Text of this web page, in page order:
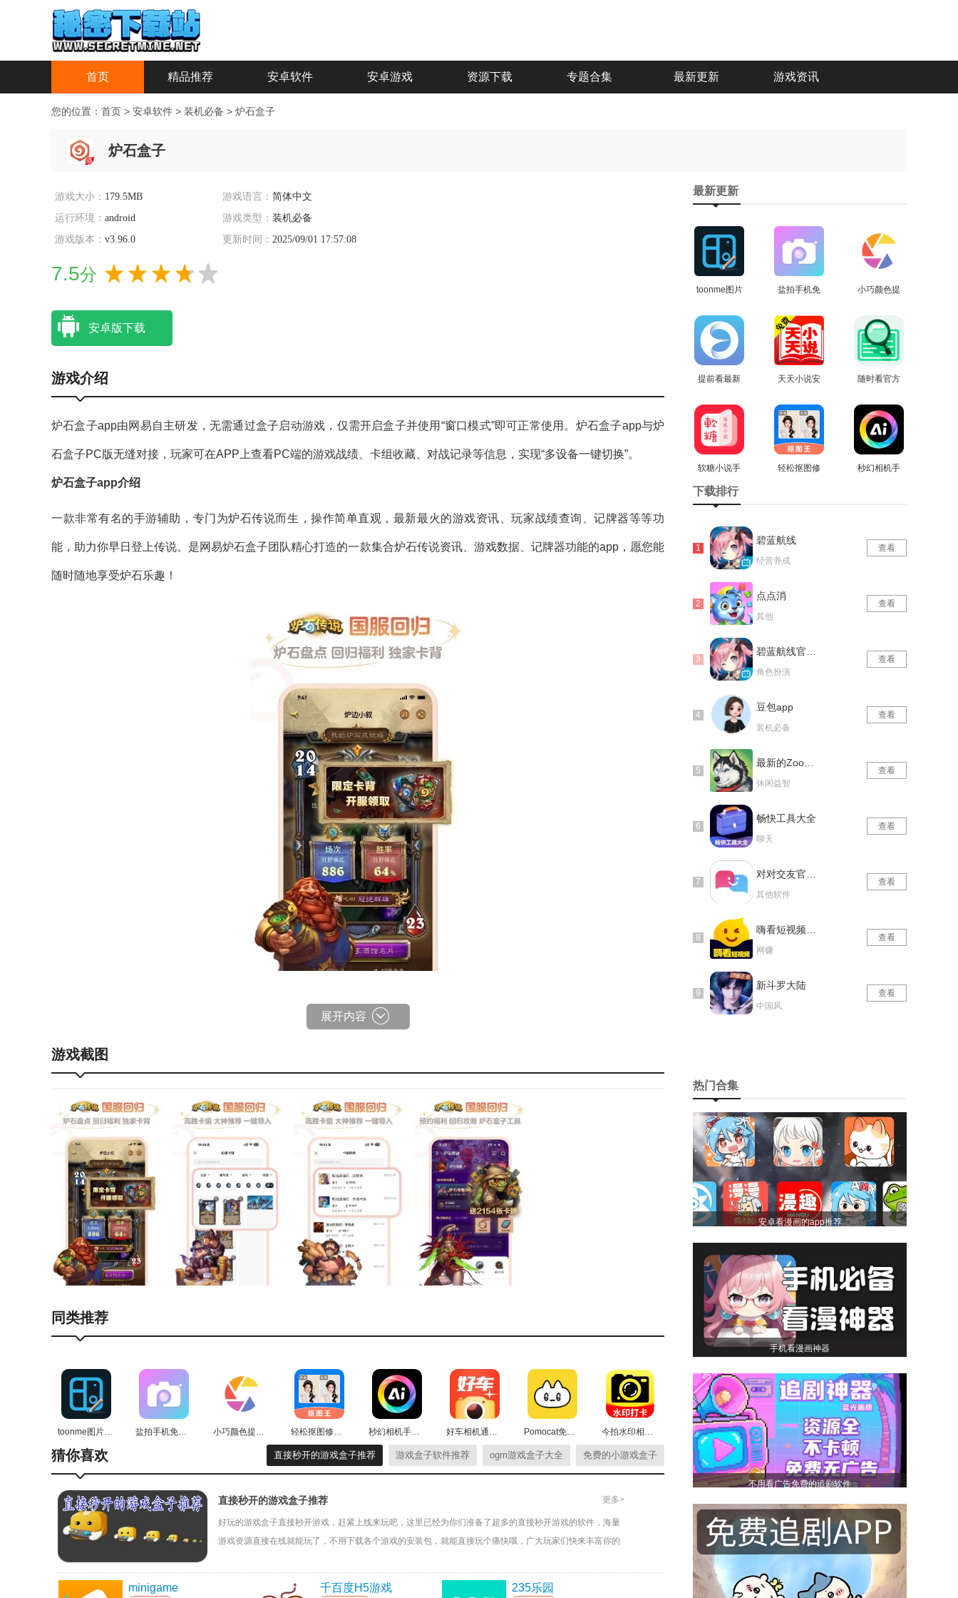
首页 精品推荐 安卓软件 安卓游戏 资源下载 专题合集 最新更新 游戏资讯
您的位置： 首页 > 安卓软件 > 装机必备 > 炉石盒子
炉石盒子
游戏大小： 179.5MB 游戏语言： 简体中文
运行环境： android 游戏类型： 装机必备
游戏版本： v3.96.0 更新时间： 2025/09/01 17:57:08
7.5分
安卓版下载
游戏介绍
炉石盒子app由网易自主研发，无需通过盒子启动游戏，仅需开启盒子并使用“窗口模式”即可正常使用。炉石盒子app与炉
石盒子PC版无缝对接，玩家可在APP上查看PC端的游戏战绩、卡组收藏、对战记录等信息，实现“多设备一键切换”。
炉石盒子app介绍
一款非常有名的手游辅助，专门为炉石传说而生，操作简单直观，最新最火的游戏资讯、玩家战绩查询、记牌器等等功
能，助力你早日登上传说。是网易炉石盒子团队精心打造的一款集合炉石传说资讯、游戏数据、记牌器功能的app，愿您能
随时随地享受炉石乐趣！
资讯板块分为精选和快讯两种。前者对应着深度、原创的资讯，质量高且篇幅长，适合无数老鸟和高手一起探讨与分享(欢
攻略，都应有尽有。
国内最全最强大的卡组库
抄…不，借鉴卡组已经成为炉石玩家日常必不可少的游戏乐趣，凭借着炉石盒子多年来的大数据积累、及时高效的新卡组
更新，玩家通过炉石盒子app不仅可以随时随地查看、收藏并分享你心仪的卡组，查看个人战绩，还能通过炉石盒子工具版
在手机端中一键导入卡组。
有可能是最好玩的移动端炉石社区
有什么比和炉石好基友、选手大神、女神一起聊天侃地更有意思呢?炉石盒子app鼓励大伙儿一起来发动态，无论你有什么
游戏趣事、卡组心得，甚至是生活自拍，都能为你赢得无数吃瓜群众的喝彩与瞩目。(盒子君不会告诉你还能发消息勾搭美
完美对接pc版对战平台
老司机都知道，炉石盒子pc版的对战平台是一个发家致富的好地方，日日有比赛、天天有奖金!但不少玩家反馈报名、签
到、等待等步骤中因为无法随时随地操作而烦恼，而有了炉石盒子app，你可以随时随地报名、签到。
炉石盒子app功能
1、模拟组卡
随时随地搓炉石。
2、卡牌数据库
全职业300余张卡牌一手掌握。
展开内容
游戏截图
同类推荐
toonme图片编辑免费原版 盐拍手机免费版 小巧颜色提取最新免费版 轻松抠图修图王最新版 秒幻相机手机最新版 好车相机通用版 Pomocat免费原版 今拍水印相机打卡安卓版
猜你喜欢 直接秒开的游戏盒子推荐 游戏盒子软件推荐 ogm游戏盒子大全 免费的小游戏盒子
直接秒开的游戏盒子推荐 更多>
好玩的游戏盒子直接秒开游戏，赶紧上线来玩吧，这里已经为你们准备了超多的直接秒开游戏的软件，海量
游戏资源直接在线就能玩了，不用下载各个游戏的安装包，就能直接玩个痛快哦，广大玩家们快来丰富你的
minigame 千百度H5游戏 235乐园
最新更新
toonme图片
版
盐拍手机免
小巧颜色提
版
提前看最新
天天小说安
随时看官方
软糖小说手
机最新版
查看
轻松抠图修
秒幻相机手
下载排行
碧蓝航线
经营养成
查看
点点消
其他
查看
角色扮演
查看
豆包app
装机必备
查看
休闲益智
查看
畅快工具大全
聊天
查看
其他软件
查看
网赚
查看
新斗罗大陆
中国风
查看
热门合集
安卓看漫画的app推荐
手机看漫画神器
不用看广告免费的追剧软件